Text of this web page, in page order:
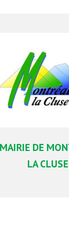
MAIRIE DE
LA CLUSE